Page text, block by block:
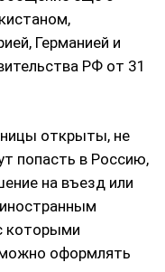
Германией и
РФ от 31
открыты, не
попасть в Россию,
на въезд или
которыми
оформлять